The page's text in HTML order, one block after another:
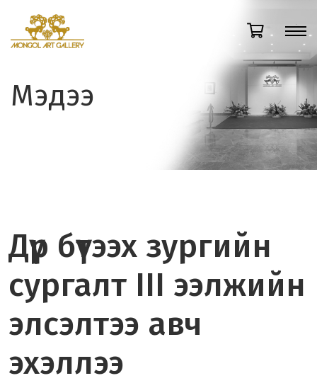
Мэдээ
Дүр бүтээх зургийн
сургалт III ээлжийн
элсэлтээ авч
эхэллээ